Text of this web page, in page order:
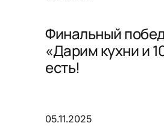
Финальный
«Дарим кухни и
есть!
05.11.2025